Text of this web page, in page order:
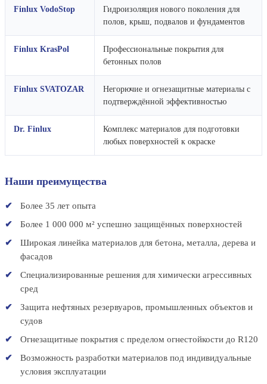
Finlux VodoStop
Гидроизоляция нового поколения для
полов, крыш, подвалов и фундаментов
Finlux KrasPol
Профессиональные покрытия для
бетонных полов
Finlux SVATOZAR
Негорючие и огнезащитные материалы с
подтверждённой эффективностью
Dr. Finlux
Комплекс материалов для подготовки
любых поверхностей к окраске
Наши преимущества
Более 35 лет опыта
Более 1 000 000 м² успешно защищённых поверхностей
Широкая линейка материалов для бетона, металла, дерева и
фасадов
Специализированные решения для химически агрессивных
сред
Защита нефтяных резервуаров, промышленных объектов и
судов
Огнезащитные покрытия с пределом огнестойкости до R120
Возможность разработки материалов под индивидуальные
условия эксплуатации